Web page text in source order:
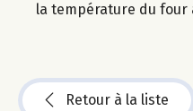
la température du four
Retour à la liste